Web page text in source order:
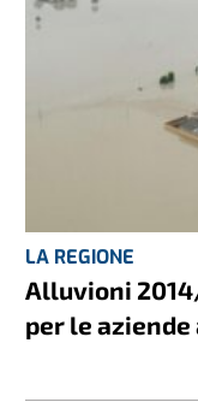
LA REGIONE
Alluvioni
per le